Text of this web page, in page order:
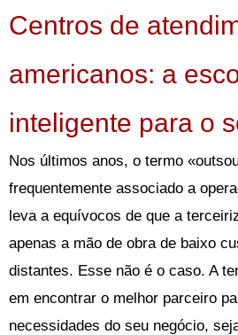
Centros de
americanos: a
inteligente para o
Nos últimos anos, o termo
frequentemente associado a
leva a equívocos de que a
apenas a mão de obra de baixo
distantes. Esse não é o caso. A
em encontrar o melhor parceiro
necessidades do seu negócio,